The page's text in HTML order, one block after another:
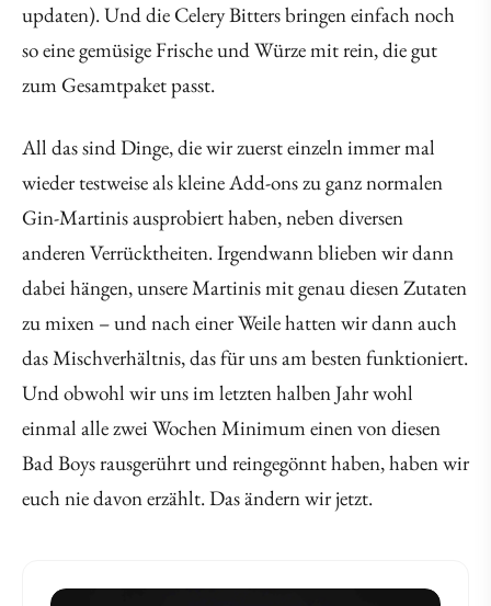
updaten). Und die Celery Bitters bringen einfach noch
so eine gemüsige Frische und Würze mit rein, die gut
zum Gesamtpaket passt.
All das sind Dinge, die wir zuerst einzeln immer mal
wieder testweise als kleine Add-ons zu ganz normalen
Gin-Martinis ausprobiert haben, neben diversen
anderen Verrücktheiten. Irgendwann blieben wir dann
dabei hängen, unsere Martinis mit genau diesen Zutaten
zu mixen – und nach einer Weile hatten wir dann auch
das Mischverhältnis, das für uns am besten funktioniert.
Und obwohl wir uns im letzten halben Jahr wohl
einmal alle zwei Wochen Minimum einen von diesen
Bad Boys rausgerührt und reingegönnt haben, haben wir
euch nie davon erzählt. Das ändern wir jetzt.